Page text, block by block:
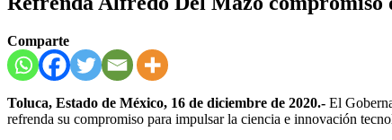
Comparte
Toluca, Estado de México, 16 de diciembre de 2020.- El
refrenda su compromiso para impulsar la ciencia e innovación